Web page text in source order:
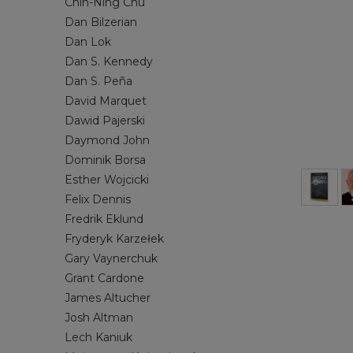
MORSOWANIE
SAMOROZWÓJ
SPRZEDAŻ
ZARZĄDZANIE
JOSH ALTMAN
NOAH KAGAN
RYAN SERHANT
SETH GODIN
STANLEY
STEVEN PRESSFIELD
TIM S. GROVER
WŁODZIMIERZ DEMBOWSKI
YU-KAI
Dan Bilzerian
Dan Lok
Dan S. Kennedy
Dan S. Peña
David Marquet
Dawid Pajerski
Daymond John
Dominik Borsa
Esther Wojcicki
Felix Dennis
Fredrik Eklund
Fryderyk Karzełek
Gary Vaynerchuk
Grant Cardone
James Altucher
Josh Altman
Lech Kaniuk